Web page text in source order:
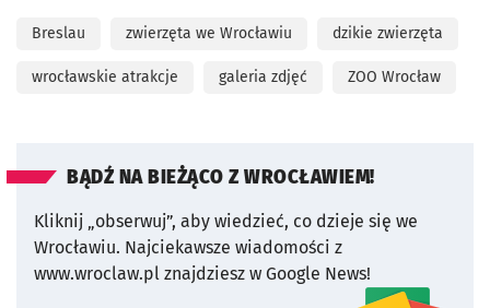
Breslau zwierzęta we Wrocławiu dzikie zwierzęta
wrocławskie atrakcje galeria zdjęć ZOO Wrocław
BĄDŹ NA BIEŻĄCO Z WROCŁAWIEM!
Kliknij „obserwuj”, aby wiedzieć, co dzieje się we
Wrocławiu. Najciekawsze wiadomości z
www.wroclaw.pl znajdziesz w Google News!